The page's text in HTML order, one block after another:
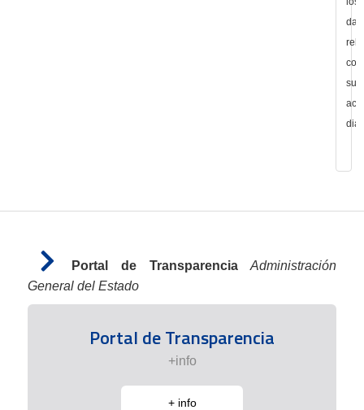
con
su
Portal de Transparencia
Administración
General del Estado
Portal de Transparencia
+info
+ info